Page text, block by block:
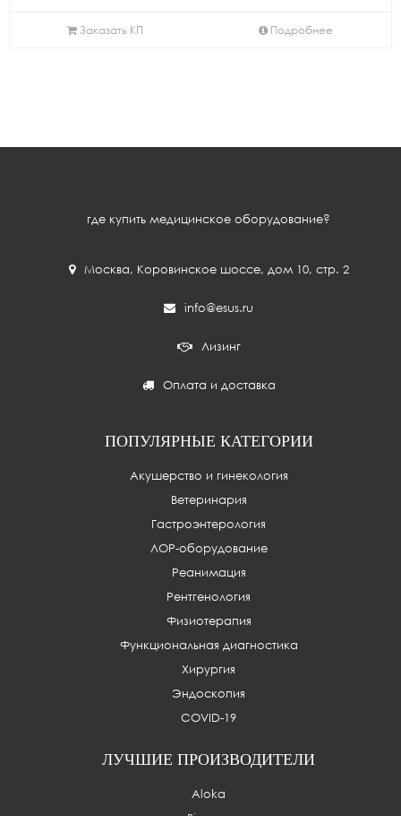
Заказать КП Подробнее
где купить медицинское оборудование?
Москва, Коровинское шоссе, дом 10, стр. 2
info@esus.ru
Лизинг
Оплата и доставка
ПОПУЛЯРНЫЕ КАТЕГОРИИ
Акушерство и гинекология
Ветеринария
Гастроэнтерология
ЛОР-оборудование
Реанимация
Рентгенология
Физиотерапия
Функциональная диагностика
Хирургия
Эндоскопия
COVID-19
ЛУЧШИЕ ПРОИЗВОДИТЕЛИ
Aloka